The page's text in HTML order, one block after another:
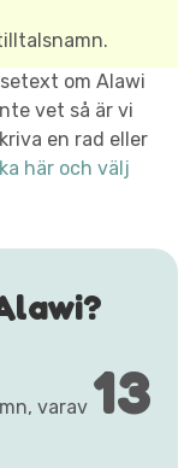
om Alawi
vet så är vi
en rad eller
här och välj
varav 13